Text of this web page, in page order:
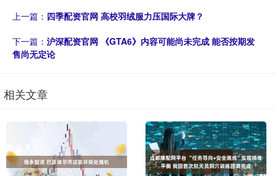
上一篇： 四季配资官网 高校羽绒服力压国际大牌？
下一篇： 沪深配资官网 《GTA6》内容可能尚未完成 能否按期发
售尚无定论
相关文章